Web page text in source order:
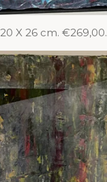
20 X 26 cm. €269,00.